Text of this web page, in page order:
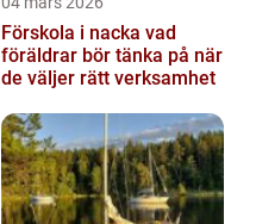
Förskola i nacka vad
föräldrar bör tänka på när
de väljer rätt verksamhet